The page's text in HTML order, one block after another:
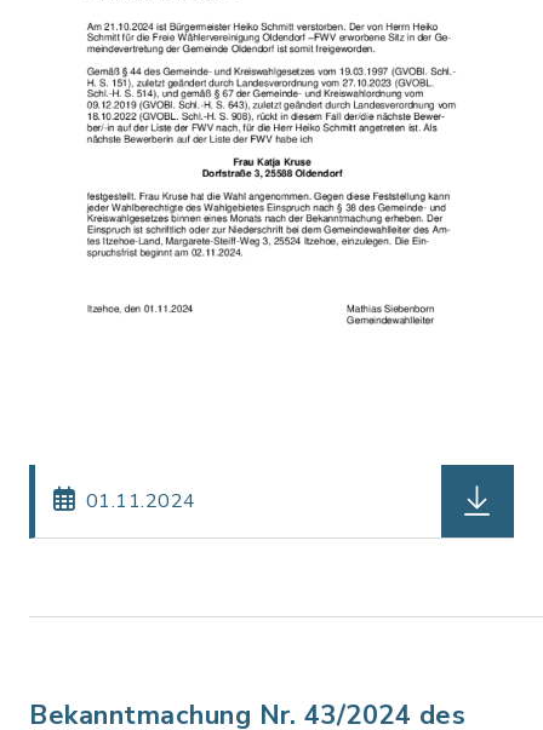
01.11.2024
Bekanntmachung Nr. 43/2024 des